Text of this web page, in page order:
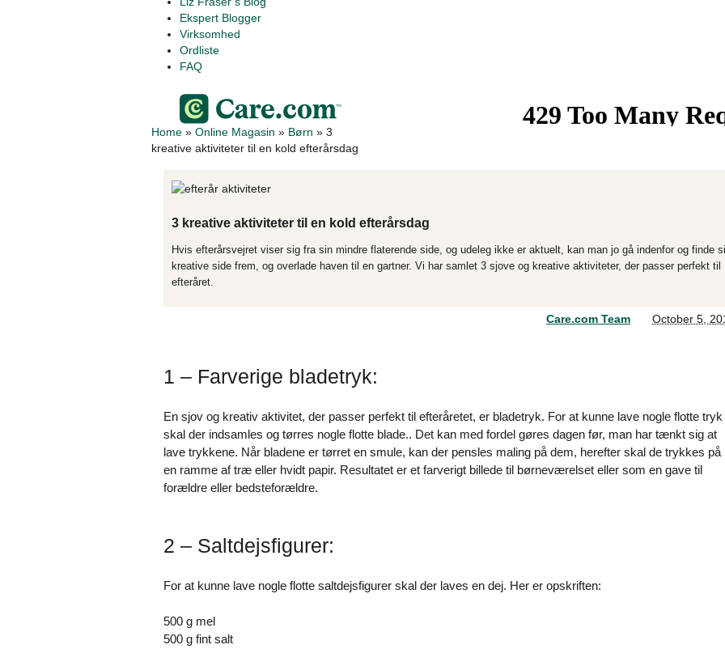
Ekspert Blogger
Virksomhed
Ordliste
FAQ
Home » Online Magasin » Børn » 3
kreative aktiviteter til en kold efterårsdag
3 kreative aktiviteter til en kold efterårsdag
Hvis efterårsvejret viser sig fra sin mindre flaterende side, og udeleg ikke er aktuelt, kan man jo gå indenfor og finde
kreative side frem, og overlade haven til en gartner. Vi har samlet 3 sjove og kreative aktiviteter, der passer perfekt til
efteråret.
Care.com Team October 5,
1 – Farverige bladetryk:
En sjov og kreativ aktivitet, der passer perfekt til efteråretet, er bladetryk. For at kunne lave nogle flotte tryk
skal der indsamles og tørres nogle flotte blade.. Det kan med fordel gøres dagen før, man har tænkt sig at
lave trykkene. Når bladene er tørret en smule, kan der pensles maling på dem, herefter skal de trykkes på
en ramme af træ eller hvidt papir. Resultatet er et farverigt billede til børneværelset eller som en gave til
forældre eller bedsteforældre.
2 – Saltdejsfigurer:
For at kunne lave nogle flotte saltdejsfigurer skal der laves en dej. Her er opskriften:
500 g mel
500 g fint salt